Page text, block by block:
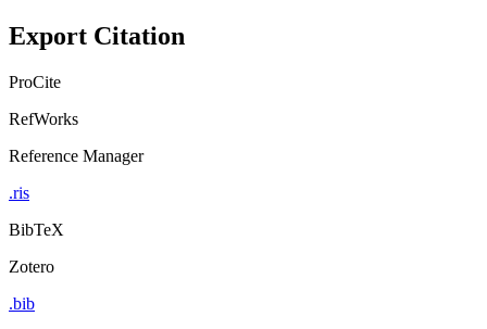
Export Citation
ProCite
RefWorks
Reference Manager
.ris
BibTeX
Zotero
.bib